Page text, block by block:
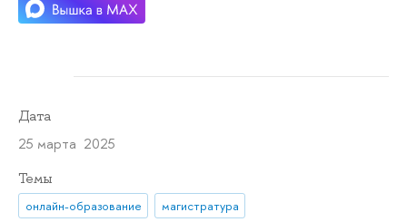
Дата
25 марта 2025
Темы
онлайн-образование магистратура